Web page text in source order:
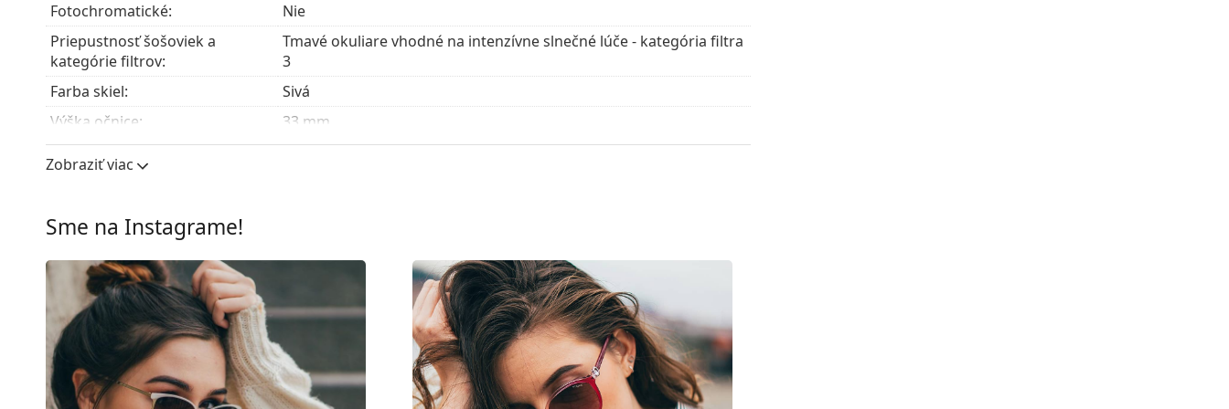
Okuliare dodávame s originálnym puzdrom. Farba puzdra a jeho vyhotovenie sa môžu líšiť.
Handrička, ktorá je súčasťou balenia, je ideálna na čistenie a starostlivosť o okuliare. Niektoré
modely môžu namiesto handričky obsahovať textilné vrecko.
Preskúmajte celú ponukuslnečných okuliarova objavte štýlové rámy od obľúbených značiek.
Fotochromatické:
Nie
Priepustnosť šošoviek a
kategórie filtrov:
Tmavé okuliare vhodné na intenzívne slnečné lúče - kategória filtra
3
Farba skiel:
Sivá
Výška očnice:
33 mm
Šírka očnice:
47 mm
Rám
Tvar rámu:
Farba rámov:
Materiál rámov:
Veľkosť:
XS
Šírka:
118 mm
Zobraziť viac
Sme na Instagrame!